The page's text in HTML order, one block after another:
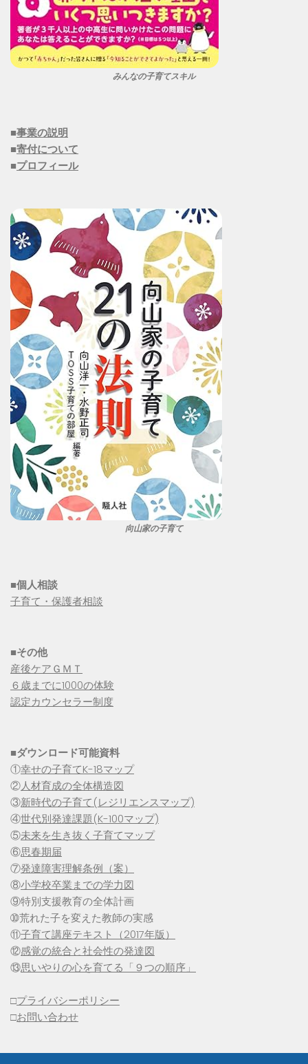
みんなの子育てスキル
■事業の説明
■寄付について
■プロフィール
向山家の子育て
■個人相談
子育て・保護者相談
■その他
産後ケアＧＭＴ
６歳までに1000の体験
認定カウンセラー制度
■ダウンロード可能資料
①幸せの子育てK-18マップ
②人材育成の全体構造図
③新時代の子育て(レジリエンスマップ)
④世代別発達課題(K-100マップ)
⑤未来を生き抜く子育てマップ
⑥思春期届
⑦発達障害理解条例（案）
⑧小学校卒業までの学力図
⑨特別支援教育の全体計画
➉荒れた子を変えた教師の実感
⑪子育て講座テキスト（2017年版）
⑫感覚の統合と社会性の発達図
⑬思いやりの心を育てる「９つの順序」
□プライバシーポリシー
□お問い合わせ